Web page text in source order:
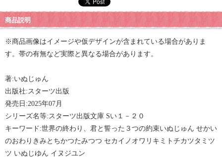
商品説明
※商品画像はイメージや仮デザインが含まれている場合がありま
す。帯の有無など実際と異なる場合があります。
著:いぬじゅん
出版社:スターツ出版
発売日:2025年07月
シリーズ名等:スターツ出版文庫 Sい１－２０
キーワード:世界の終わり、君と誓った３つの約束いぬじゅん せかい
のおわりきみとちかつたみつつ セカイノオワリキミトチカツタミツ
ツ いぬじゆん イヌジユン